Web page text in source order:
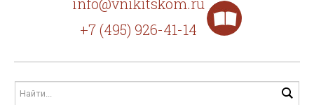
+7 (495) 926-41-14